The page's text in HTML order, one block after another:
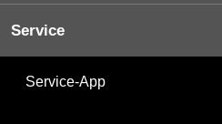
Service
Service-App